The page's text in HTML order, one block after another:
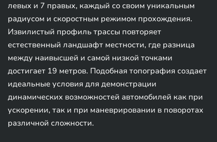
левых и 7 правых, каждый со своим уникальным
радиусом и скоростным режимом прохождения.
Извилистый профиль трассы повторяет
естественный ландшафт местности, где разница
между наивысшей и самой низкой точками
достигает 19 метров. Подобная топография создает
идеальные условия для демонстрации
динамических возможностей автомобилей как при
ускорении, так и при маневрировании в поворотах
различной сложности.